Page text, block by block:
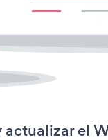
actualizar el